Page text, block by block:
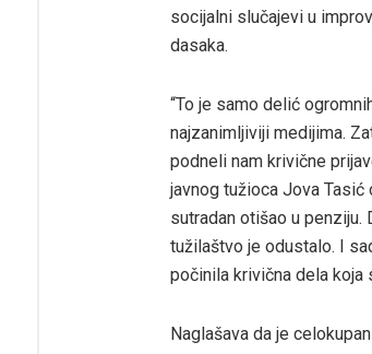
socijalni slučajevi u
dasaka.
“To je samo delić
najzanimljiviji medijima.
podneli nam krivične
javnog tužioca Jova Tasić
sutradan otišao u penziju.
tužilaštvo je odustalo. I
počinila krivična dela koja
Naglašava da je